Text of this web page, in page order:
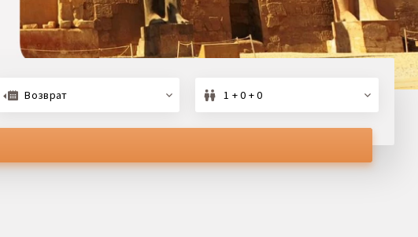
Возврат 1 + 0 + 0